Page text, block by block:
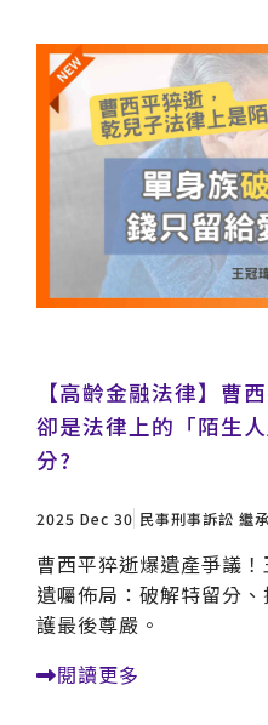
【高齡金融法律】曹
卻是法律上的「陌生
分?
2025 Dec 30 民事刑事訴訟 繼
曹西平猝逝爆遺產爭議
遺囑佈局：破解特留分
護最後尊嚴。
閱讀更多